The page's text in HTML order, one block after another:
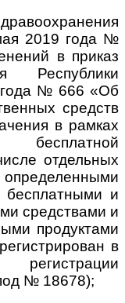
2019 года №
в приказ
Республики
года № 666 «Об
средств
в рамках
бесплатной
отдельных
бесплатными и
средствами и
продуктами
в
регистрации
№ 18678);